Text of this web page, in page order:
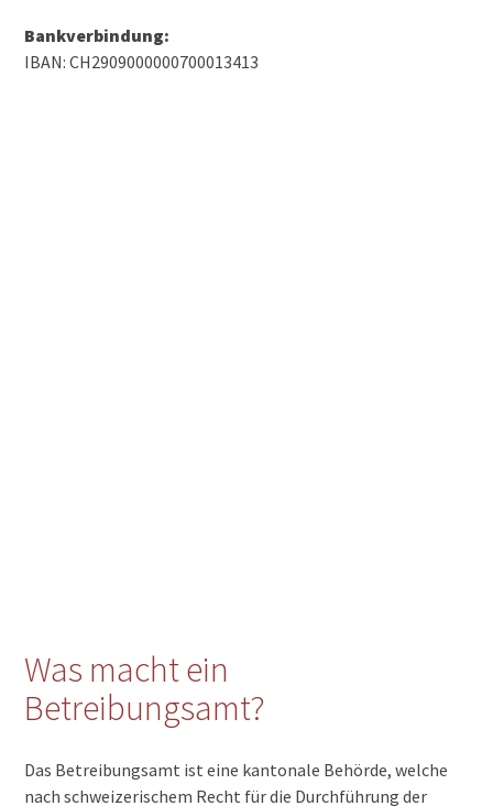
Bankverbindung:
IBAN: CH2909000000700013413
Was macht ein
Betreibungsamt?
Das Betreibungsamt ist eine kantonale Behörde, welche
nach schweizerischem Recht für die Durchführung der